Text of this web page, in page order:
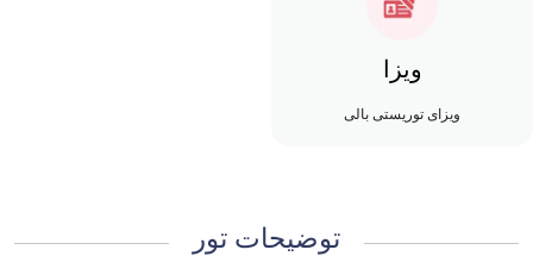
ویزا
ویزای توریستی بالی
توضیحات تور